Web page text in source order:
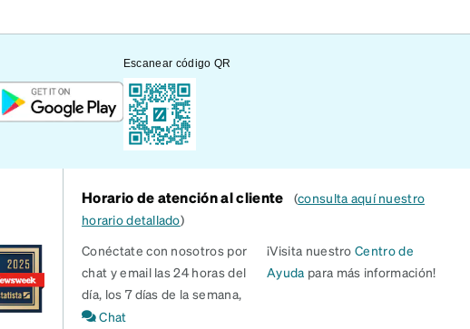
Escanear código QR
Horario de atención al cliente (consulta aquí nuestro
horario detallado)
Conéctate con nosotros por
chat y email las 24 horas del
día, los 7 días de la semana,
Chat
¡Visita nuestroCentro de
Ayuda para más información!